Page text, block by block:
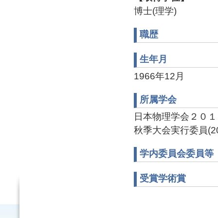
博士(理学)
職歴
生年月
1966年12月
所属学会
日本物理学会２０
秋季大会実行委員
学内委員会委員等
受賞学術賞